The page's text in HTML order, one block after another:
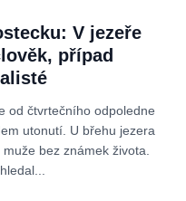
V jezeře
případ
od čtvrtečního odpoledne
utonutí. U břehu jezera
bez známek života.